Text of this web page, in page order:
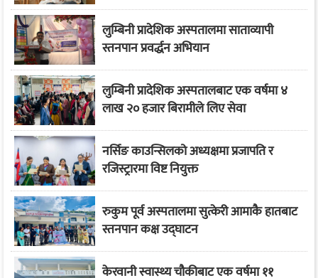
लुम्बिनी प्रादेशिक अस्पतालमा साताव्यापी
स्तनपान प्रवर्द्धन अभियान
लुम्बिनी प्रादेशिक अस्पतालबाट एक वर्षमा ४
लाख २० हजार बिरामीले लिए सेवा
नर्सिङ काउन्सिलको अध्यक्षमा प्रजापति र
रजिस्ट्रारमा विष्ट नियुक्त
रुकुम पूर्व अस्पतालमा सुत्केरी आमाकै हातबाट
स्तनपान कक्ष उद्घाटन
केरवानी स्वास्थ्य चौकीबाट एक वर्षमा ११